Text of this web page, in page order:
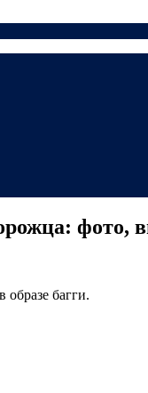
фото,
багги.